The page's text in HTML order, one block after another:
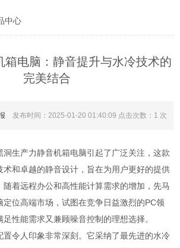
中心
箱电脑：静音提升与水冷技术的
完美结合
发布时间：2025-01-20 01:40:09 点击次数：1 次
生产力静音机箱电脑引起了广泛关注，这款
术和卓越的静音设计，旨在为用户更好的提供
随着远程办公和高性能计算需求的增加，先马
位高端市场，试图在竞争日益激烈的PC领
性能需求又兼顾噪音控制的理想选择。
令人印象非常深刻。它采纳了最先进的水冷